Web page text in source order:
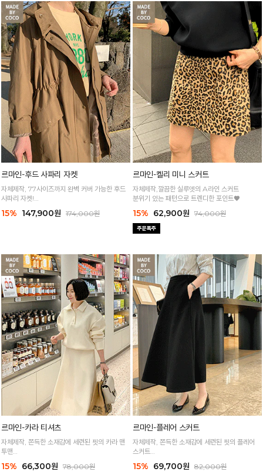
르마인-후드 사파리 자켓
자체제작, 77사이즈까지 완벽 커버 가능한 후드
사파리 자켓!
고급스러운 소재감에 세련된 분위기가 느껴져요
15% 147,900원 174,000원
르마인-켈리 미니 스커트
자체제작,깔끔한 실루엣의 A라인 스커트
분위기 있는 패턴으로 트렌디한 포인트♥
15% 62,900원 74,000원
르마인-카라 티셔츠
자체제작, 쫀득한 소재감에 세련된 핏의 카라 맨
투맨
누구나 편하고 멋스러운 실루엣으로 고급스럽게!
15% 66,300원 78,000원
르마인-플레어 스커트
자체제작, 쫀득한 소재감에 세련된 핏의 플레어
스커트
군살은 쏙 가려주고 멋스러운 실루엣으로 고급스
럽게!
15% 69,700원 82,000원